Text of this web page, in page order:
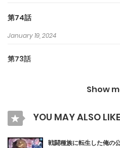
第74話
January 19, 2024
第73話
January 5, 2024
第71話
Show
YOU MAY ALSO LIKE
戦闘種族に転生した俺の